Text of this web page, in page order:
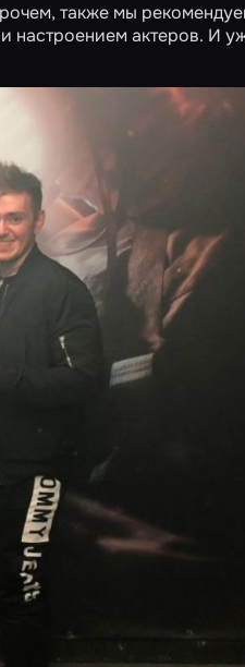
также мы
настроением актеров. И